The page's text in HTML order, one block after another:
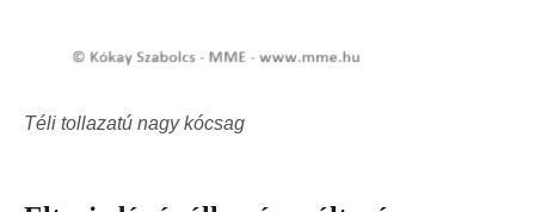
Téli tollazatú nagy kócsag